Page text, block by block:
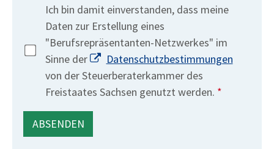
Ich bin damit einverstanden, dass meine
Daten zur Erstellung eines
"Berufsrepräsentanten-Netzwerkes" im
Sinne der
Datenschutzbestimmungen
von der Steuerberaterkammer des
Freistaates Sachsen genutzt werden. *Pflichtfeld